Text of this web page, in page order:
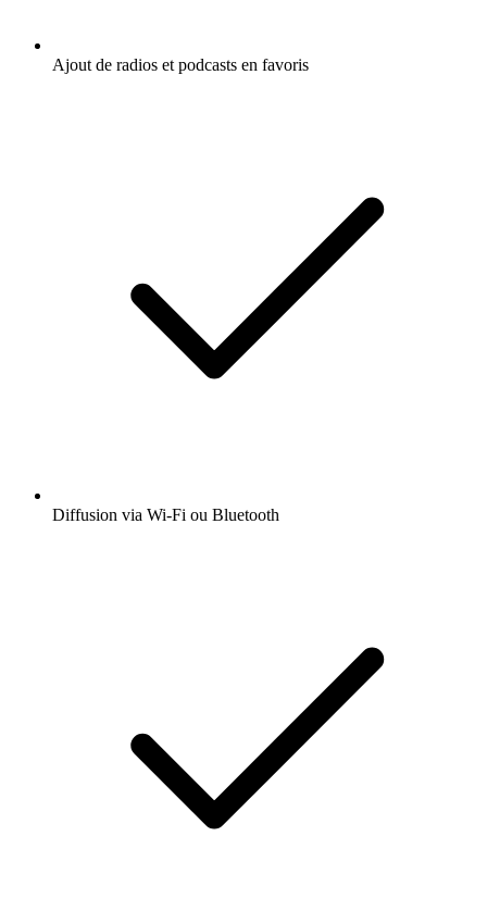
Ajout de radios et podcasts en favoris
Diffusion via Wi-Fi ou Bluetooth